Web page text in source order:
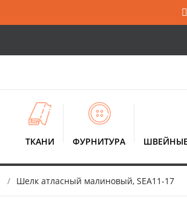
ТКАНИ ФУРНИТУРА
Шелк атласный малиновый, SEA11-17